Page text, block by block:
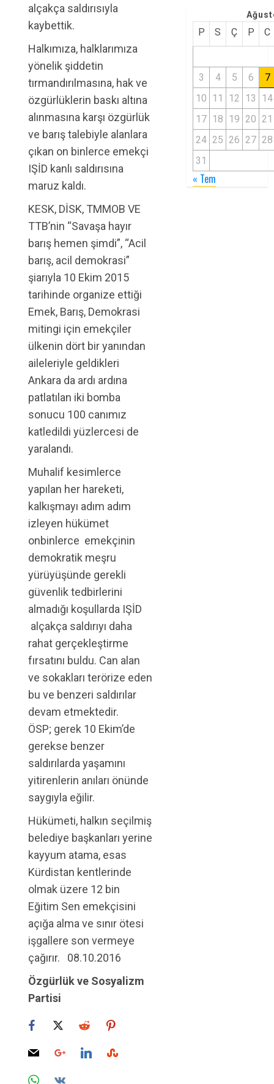
alçakça saldırısıyla
kaybettik.
Halkımıza, halklarımıza
yönelik şiddetin
tırmandırılmasına, hak ve
özgürlüklerin baskı altına
alınmasına karşı özgürlük
ve barış talebiyle alanlara
çıkan on binlerce emekçi
IŞİD kanlı saldırısına
maruz kaldı.
KESK, DİSK, TMMOB VE
TTB’nin “Savaşa hayır
barış hemen şimdi”, “Acil
barış, acil demokrasi”
şiarıyla 10 Ekim 2015
tarihinde organize ettiği
Emek, Barış, Demokrasi
mitingi için emekçiler
ülkenin dört bir yanından
aileleriyle geldikleri
Ankara da ardı ardına
patlatılan iki bomba
sonucu 100 canımız
katledildi yüzlercesi de
yaralandı.
Muhalif kesimlerce
yapılan her hareketi,
kalkışmayı adım adım
izleyen hükümet
onbinlerce emekçinin
demokratik meşru
yürüyüşünde gerekli
güvenlik tedbirlerini
almadığı koşullarda IŞİD
alçakça saldırıyı daha
rahat gerçekleştirme
fırsatını buldu. Can alan
ve sokakları terörize eden
bu ve benzeri saldırılar
devam etmektedir.
ÖSP; gerek 10 Ekim’de
gerekse benzer
saldırılarda yaşamını
yitirenlerin anıları önünde
saygıyla eğilir.
Hükümeti, halkın seçilmiş
belediye başkanları yerine
kayyum atama, esas
Kürdistan kentlerinde
olmak üzere 12 bin
Eğitim Sen emekçisini
açığa alma ve sınır ötesi
işgallere son vermeye
çağırır. 08.10.2016
Özgürlük ve Sosyalizm
Partisi
P S Ç P C
3 4 5 6
7
10 11 12 13
14
17 18 19 20 21
24 25 26 27 28
31
« Tem